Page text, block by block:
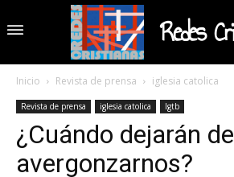
Redes
Inicio Revista de prensa iglesia catolica
Revista de prensa iglesia catolica lgtb
¿Cuándo dejarán de
avergonzarnos?